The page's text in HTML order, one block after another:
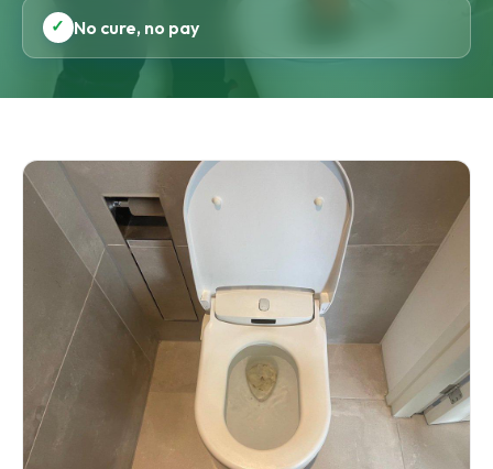
✓ No cure, no pay